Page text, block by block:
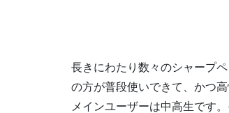
長きにわたり数々のシャープ
の方が普段使いできて、かつ
メインユーザーは中高生です